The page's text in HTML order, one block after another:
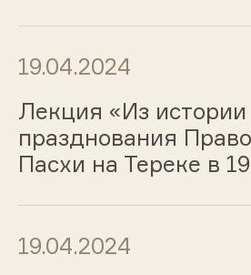
19.04.2024
Лекция «Из истории
празднования
Пасхи на Тереке в
19.04.2024